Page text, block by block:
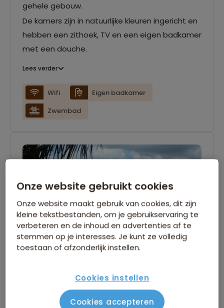
gehele gebouw.
De kamers zijn in natuurlijke kleuren ingericht en
hebben een zithoek, TV en een eigen badkamer
met een douche.
Lees verder
Wifi
Eigen badkamer
Zwembad
Mogodi Lodge - Graskop
Onze website gebruikt cookies
Onze website maakt gebruik van cookies, dit zijn
kleine tekstbestanden, om je gebruikservaring te
verbeteren en de inhoud en advertenties af te
stemmen op je interesses. Je kunt ze volledig
toestaan of afzonderlijk instellen.
Cookies instellen
Cookies accepteren